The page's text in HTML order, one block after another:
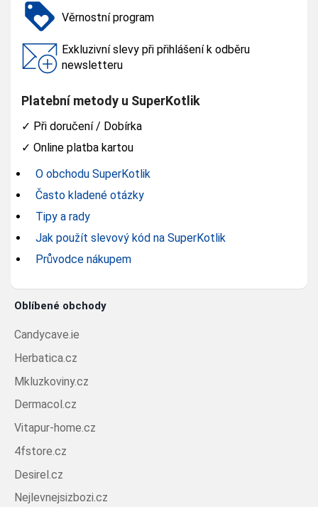
Věrnostní program
Exkluzivní slevy při přihlášení k odběru
newsletteru
Platební metody u SuperKotlik
✓ Při doručení / Dobírka
✓ Online platba kartou
O obchodu SuperKotlik
Často kladené otázky
Tipy a rady
Jak použít slevový kód na SuperKotlik
Průvodce nákupem
Oblíbené obchody
Candycave.ie
Herbatica.cz
Mkluzkoviny.cz
Dermacol.cz
Vitapur-home.cz
4fstore.cz
Desirel.cz
Nejlevnejsizbozi.cz